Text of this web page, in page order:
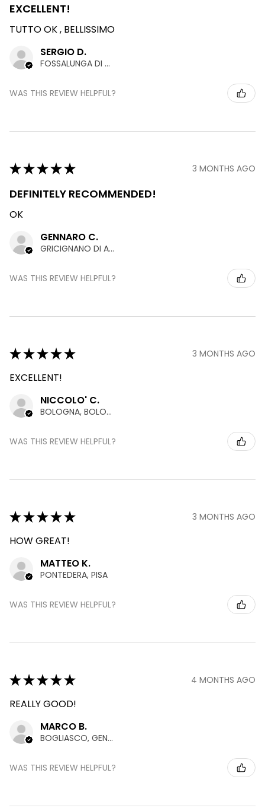
EXCELLENT!
TUTTO OK , BELLISSIMO
SERGIO D.
FOSSALUNGA DI VEDELAGO, TREVISO
WAS THIS REVIEW HELPFUL?
★★★★★ 3 MONTHS AGO
DEFINITELY RECOMMENDED!
OK
GENNARO C.
GRICIGNANO DI AVERSA, CASERTA
WAS THIS REVIEW HELPFUL?
★★★★★ 3 MONTHS AGO
EXCELLENT!
NICCOLO' C.
BOLOGNA, BOLOGNA
WAS THIS REVIEW HELPFUL?
★★★★★ 3 MONTHS AGO
HOW GREAT!
MATTEO K.
PONTEDERA, PISA
WAS THIS REVIEW HELPFUL?
★★★★★ 4 MONTHS AGO
REALLY GOOD!
MARCO B.
BOGLIASCO, GENOA
WAS THIS REVIEW HELPFUL?